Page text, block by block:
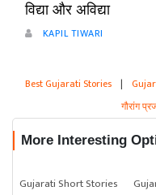
विद्या और अविद्या
KAPIL TIWARI
Best Gujarati Stories |
गौरांग
More Interesting
Gujarati Short Stories